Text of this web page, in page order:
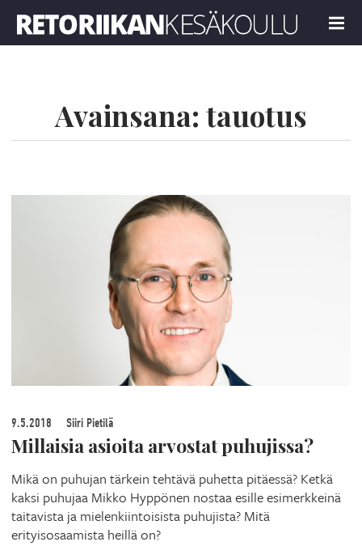
MENU
Avainsana: tauotus
9.5.2018 Siiri Pietilä
Millaisia asioita arvostat puhujissa?
Mikä on puhujan tärkein tehtävä puhetta pitäessä? Ketkä
kaksi puhujaa Mikko Hyppönen nostaa esille esimerkkeinä
taitavista ja mielenkiintoisista puhujista? Mitä
erityisosaamista heillä on?